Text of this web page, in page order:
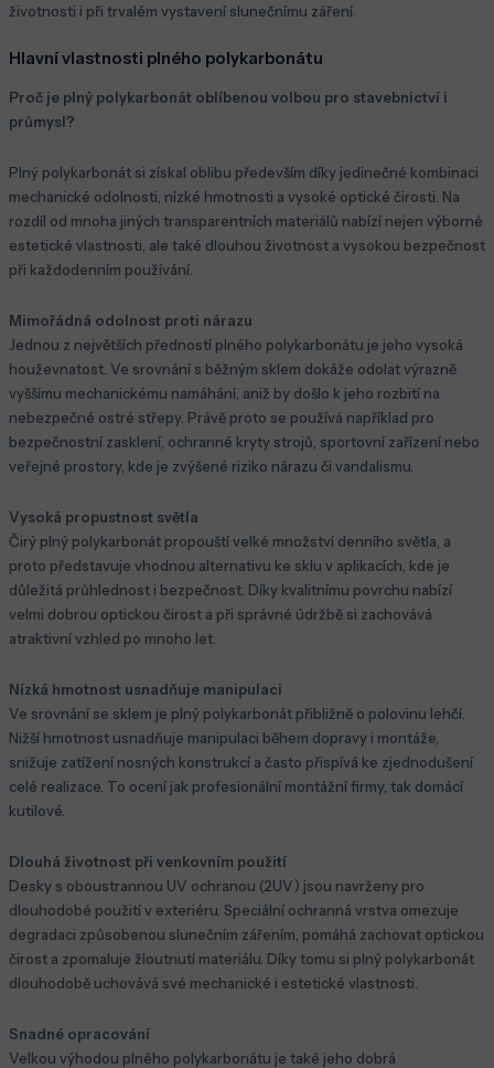
životnosti i při trvalém vystavení slunečnímu záření.
Hlavní vlastnosti plného polykarbonátu
Proč je plný polykarbonát oblíbenou volbou pro stavebnictví i
průmysl?
Plný polykarbonát si získal oblibu především díky jedinečné kombinaci
mechanické odolnosti, nízké hmotnosti a vysoké optické čirosti. Na
rozdíl od mnoha jiných transparentních materiálů nabízí nejen výborné
estetické vlastnosti, ale také dlouhou životnost a vysokou bezpečnost
při každodenním používání.
Mimořádná odolnost proti nárazu
Jednou z největších předností plného polykarbonátu je jeho vysoká
houževnatost. Ve srovnání s běžným sklem dokáže odolat výrazně
vyššímu mechanickému namáhání, aniž by došlo k jeho rozbití na
nebezpečné ostré střepy. Právě proto se používá například pro
bezpečnostní zasklení, ochranné kryty strojů, sportovní zařízení nebo
veřejné prostory, kde je zvýšené riziko nárazu či vandalismu.
Vysoká propustnost světla
Čirý plný polykarbonát propouští velké množství denního světla, a
proto představuje vhodnou alternativu ke sklu v aplikacích, kde je
důležitá průhlednost i bezpečnost. Díky kvalitnímu povrchu nabízí
velmi dobrou optickou čirost a při správné údržbě si zachovává
atraktivní vzhled po mnoho let.
Nízká hmotnost usnadňuje manipulaci
Ve srovnání se sklem je plný polykarbonát přibližně o polovinu lehčí.
Nižší hmotnost usnadňuje manipulaci během dopravy i montáže,
snižuje zatížení nosných konstrukcí a často přispívá ke zjednodušení
celé realizace. To ocení jak profesionální montážní firmy, tak domácí
kutilové.
Dlouhá životnost při venkovním použití
Desky s oboustrannou UV ochranou (2UV) jsou navrženy pro
dlouhodobé použití v exteriéru. Speciální ochranná vrstva omezuje
degradaci způsobenou slunečním zářením, pomáhá zachovat optickou
čirost a zpomaluje žloutnutí materiálu. Díky tomu si plný polykarbonát
dlouhodobě uchovává své mechanické i estetické vlastnosti.
Snadné opracování
Velkou výhodou plného polykarbonátu je také jeho dobrá